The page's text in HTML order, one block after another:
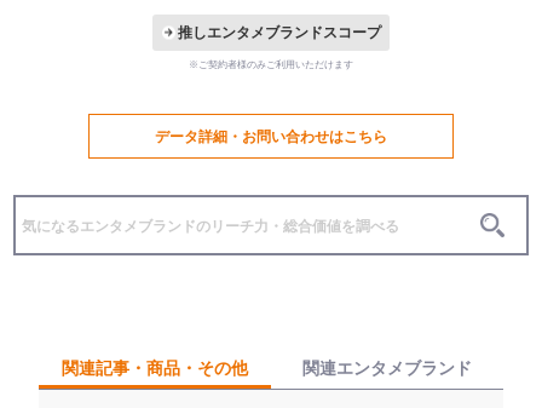
推しエンタメブランドスコープ
※ご契約者様のみご利用いただけます
データ詳細・お問い合わせはこちら
関連記事・商品・その他 関連エンタメブランド